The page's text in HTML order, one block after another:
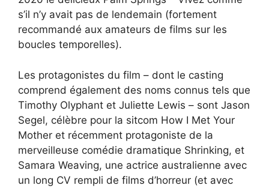
s’il n’y avait pas de lendemain (fortement
recommandé aux amateurs de films sur les
boucles temporelles).
Les protagonistes du film – dont le casting
comprend également des noms connus tels que
Timothy Olyphant et Juliette Lewis – sont Jason
Segel, célèbre pour la sitcom How I Met Your
Mother et récemment protagoniste de la
merveilleuse comédie dramatique Shrinking, et
Samara Weaving, une actrice australienne avec
un long CV rempli de films d’horreur (et avec